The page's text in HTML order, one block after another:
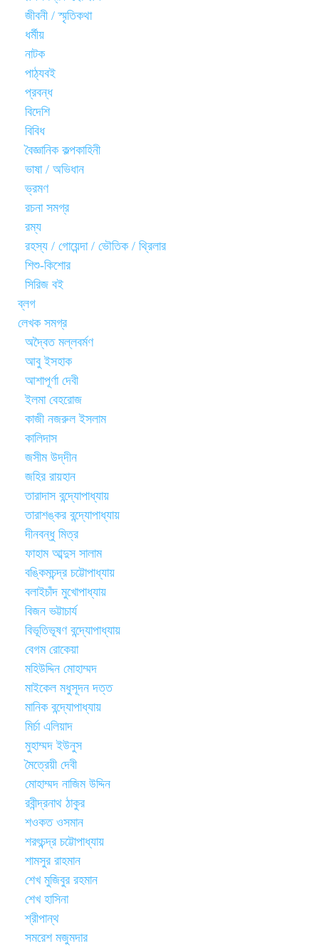
জীবনী / স্মৃতিকথা
ধর্মীয়
নাটক
পাঠ্যবই
প্রবন্ধ
বিদেশি
বিবিধ
বৈজ্ঞানিক কল্পকাহিনী
ভাষা / অভিধান
ভ্রমণ
রচনা সমগ্র
রম্য
রহস্য / গোয়েন্দা / ভৌতিক / থ্রিলার
শিশু-কিশোর
সিরিজ বই
ব্লগ
লেখক সমগ্র
অদ্বৈত মল্লবর্মণ
আবু ইসহাক
আশাপূর্ণা দেবী
ইলমা বেহরোজ
কাজী নজরুল ইসলাম
কালিদাস
জসীম উদ্‌দীন
জহির রায়হান
তারাদাস বন্দ্যোপাধ্যায়
তারাশঙ্কর বন্দ্যোপাধ্যায়
দীনবন্ধু মিত্র
ফাহাম আব্দুস সালাম
বঙ্কিমচন্দ্র চট্টোপাধ্যায়
বলাইচাঁদ মুখোপাধ্যায়
বিজন ভট্টাচার্য
বিভূতিভূষণ বন্দ্যোপাধ্যায়
বেগম রোকেয়া
মহিউদ্দিন মোহাম্মদ
মাইকেল মধুসূদন দত্ত
মানিক বন্দ্যোপাধ্যায়
মির্চা এলিয়াদ
মুহাম্মদ ইউনুস
মৈত্রেয়ী দেবী
মোহাম্মদ নাজিম উদ্দিন
রবীন্দ্রনাথ ঠাকুর
শওকত ওসমান
শরৎচন্দ্র চট্টোপাধ্যায়
শামসুর রাহমান
শেখ মুজিবুর রহমান
শেখ হাসিনা
শ্রীপান্থ
সমরেশ মজুমদার